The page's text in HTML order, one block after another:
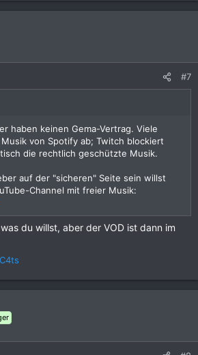
#7
haben keinen Gema-Vertrag. Viele
von Spotify ab; Twitch blockiert
die rechtlich geschützte Musik.
auf der "sicheren" Seite sein willst
Channel mit freier Musik:
du willst, aber der VOD ist dann im